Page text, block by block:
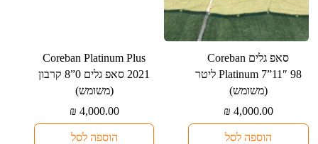
סאפ גלים ⁦Coreban
Platinum 7”11″ 98⁩ ליטר
(משומש)
₪ 4,000.00
הוספה לסל
⁦Coreban Platinum Plus
2021⁩ סאפ גלים ⁦8”0⁩ קרבון
(משומש)
₪ 4,000.00
הוספה לסל